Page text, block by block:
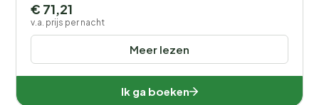
Meer lezen
€ 71,21
v.a. prijs per nacht
Ik ga boeken